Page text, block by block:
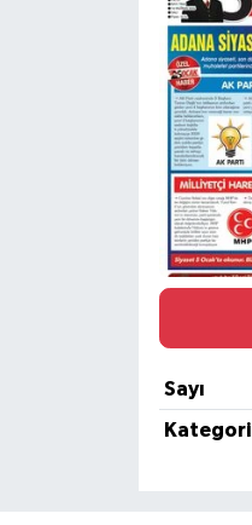
Sayı
Kategori
Resmi İlanlar